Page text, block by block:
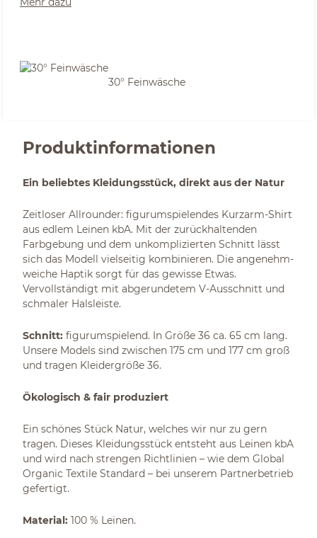
30° Feinwäsche
Produktinformationen
Ein beliebtes Kleidungsstück, direkt aus der Natur
Zeitloser Allrounder: figurumspielendes Kurzarm-Shirt
aus edlem Leinen kbA. Mit der zurückhaltenden
Farbgebung und dem unkomplizierten Schnitt lässt
sich das Modell vielseitig kombinieren. Die angenehm-
weiche Haptik sorgt für das gewisse Etwas.
Vervollständigt mit abgerundetem V-Ausschnitt und
schmaler Halsleiste.
Schnitt: figurumspielend. In Größe 36 ca. 65 cm lang.
Unsere Models sind zwischen 175 cm und 177 cm groß
und tragen Kleidergröße 36.
Ökologisch & fair produziert
Ein schönes Stück Natur, welches wir nur zu gern
tragen. Dieses Kleidungsstück entsteht aus Leinen kbA
und wird nach strengen Richtlinien – wie dem Global
Organic Textile Standard – bei unserem Partnerbetrieb
gefertigt.
Material: 100 % Leinen.